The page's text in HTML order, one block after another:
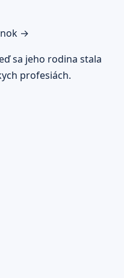
→
sa jeho rodina stala
profesiách.